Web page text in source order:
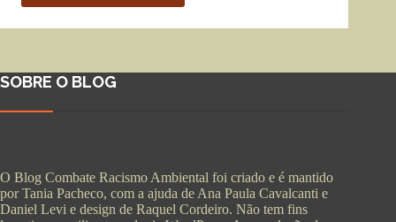
SOBRE O BLOG
O Blog Combate Racismo Ambiental foi criado e é mantido
por Tania Pacheco, com a ajuda de Ana Paula Cavalcanti e
Daniel Levi e design de Raquel Cordeiro. Não tem fins